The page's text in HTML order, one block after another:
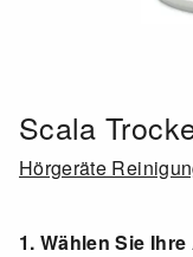
Scala
Hörgeräte
1. Wählen Sie